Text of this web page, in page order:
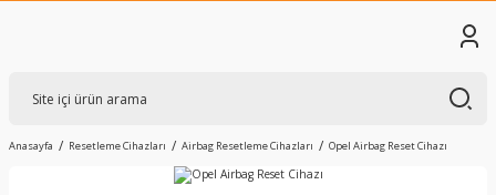
Anasayfa Resetleme Cihazları Airbag Resetleme Cihazları Opel Airbag Reset Cihazı